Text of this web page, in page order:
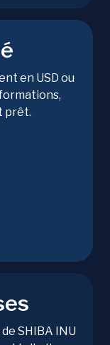
en USD ou
prêt.
SHIBA INU